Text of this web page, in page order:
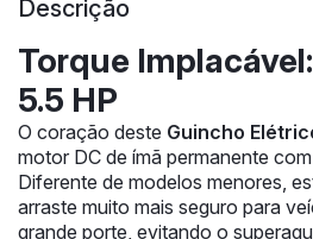
Descrição
Torque
5.5 HP
O coração deste Guincho
motor DC de ímã permanente com
Diferente de modelos menores,
arraste muito mais seguro para
grande porte, evitando o